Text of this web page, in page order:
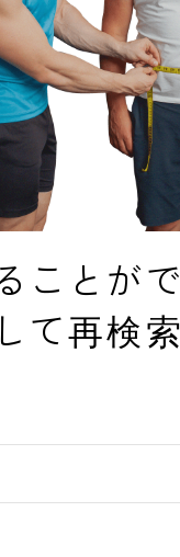
ことが
て再検